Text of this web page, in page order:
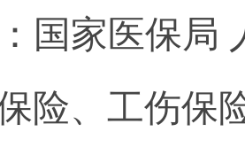
国家医保局
险、工伤保